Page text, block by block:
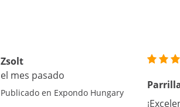
Zsolt
el mes pasado
Publicado en Expondo Hungary